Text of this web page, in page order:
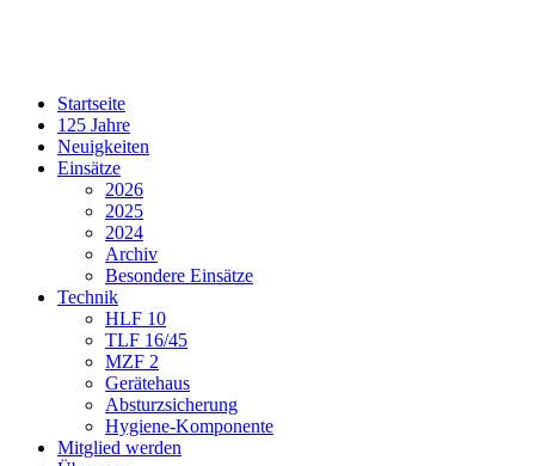
Startseite
125 Jahre
Neuigkeiten
Einsätze
2026
2025
2024
Archiv
Besondere Einsätze
Technik
HLF 10
TLF 16/45
MZF 2
Gerätehaus
Absturzsicherung
Hygiene-Komponente
Mitglied werden